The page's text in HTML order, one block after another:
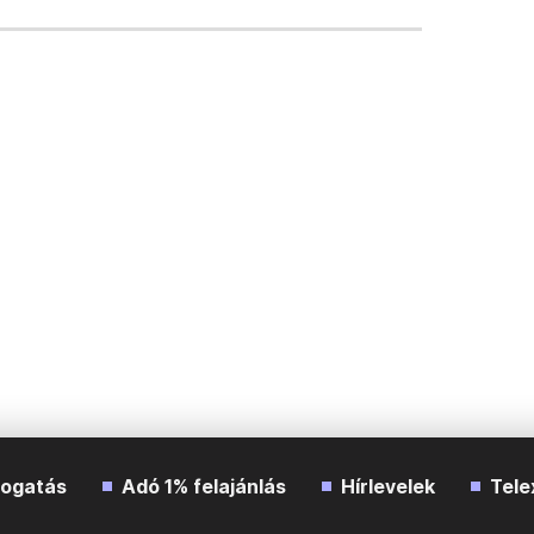
Adó 1% felajánlás Hírlevelek